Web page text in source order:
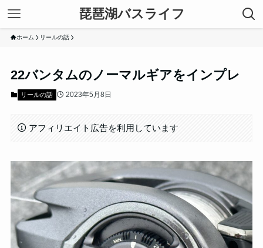
琵琶湖バスライフ
ホーム リールの話
22バンタムのノーマルギアをインプレ
リールの話 2023年5月8日
アフィリエイト広告を利用しています